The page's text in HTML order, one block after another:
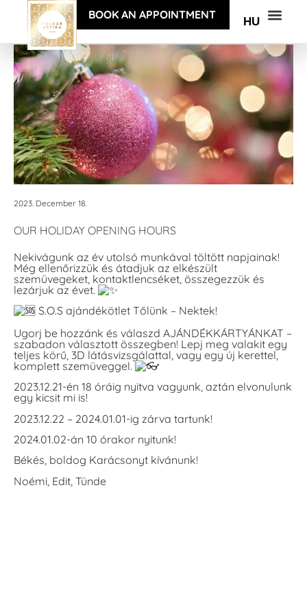
BOOK AN APPOINTMENT HU
2023. December 18.
OUR HOLIDAY OPENING HOURS
Nekivágunk az év utolsó munkával töltött napjainak!
Még ellenőrizzük és átadjuk az elkészült
szemüvegeket, kontaktlencséket, összegezzük és
lezárjuk az évet.
S.O.S ajándékötlet Tőlünk – Nektek!
Ugorj be hozzánk és válaszd AJÁNDÉKKÁRTYÁNKAT –
szabadon választott összegben! Lepj meg valakit egy
teljes körű, 3D látásvizsgálattal, vagy egy új kerettel,
komplett szemüveggel.
2023.12.21-én 18 óráig nyitva vagyunk, aztán elvonulunk
egy kicsit mi is!
2023.12.22 – 2024.01.01-ig zárva tartunk!
2024.01.02-án 10 órakor nyitunk!
Békés, boldog Karácsonyt kívánunk!
Noémi, Edit, Tünde